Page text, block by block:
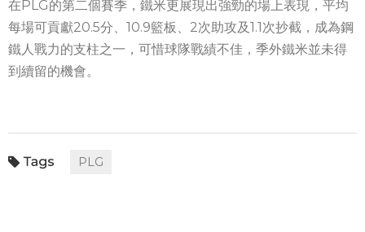
在PLG的第二個賽季，鐵米更展現出強勁的場上表現，平均
每場可貢獻20.5分、10.9籃板、2次助攻及1.1次抄截，成為鋼
鐵人戰力的支柱之一，可惜球隊戰績不佳，季外鐵米並未得
到續留的機會。
PLG